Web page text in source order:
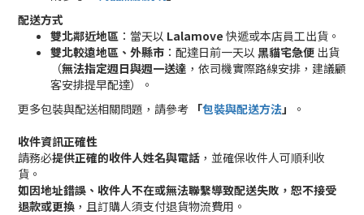
配送方式
雙北鄰近地區 ：當天以 Lalamove 快遞或本店員工出貨。
雙北較遠地區、外縣市 ：配達日前一天以 黑貓宅急便 出貨
（無法指定週日與週一送達 ，依司機實際路線安排，建議顧
客安排提早配達）。
更多包裝與配送相關問題，請參考 「包裝與配送方法」
。
收件資訊正確性
請務必提供正確的收件人姓名與電話 ，並確保收件人可順利收
貨。
如因地址錯誤、收件人不在或無法聯繫導致配送失敗，恕不接受
退款或更換 ，且訂購人須支付退貨物流費用。